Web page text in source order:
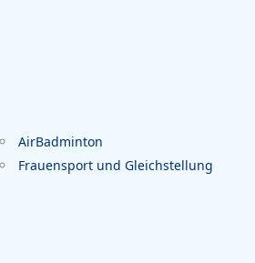
AirBadminton
Frauensport und Gleichstellung